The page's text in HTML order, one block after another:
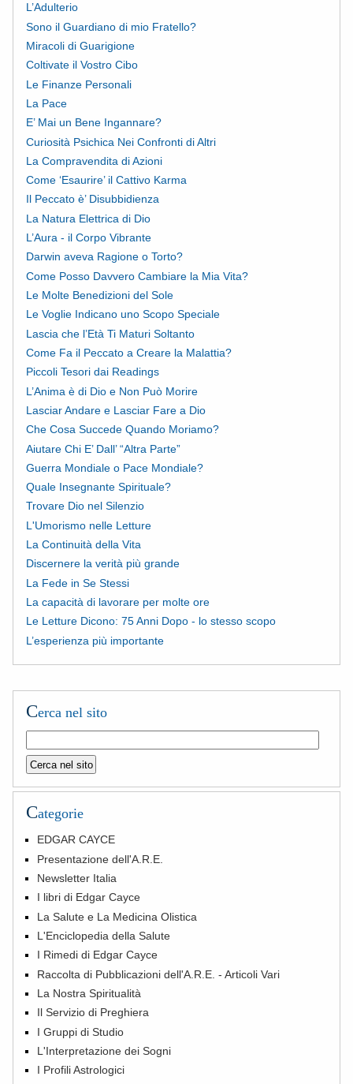
L’Adulterio
Sono il Guardiano di mio Fratello?
Miracoli di Guarigione
Coltivate il Vostro Cibo
Le Finanze Personali
La Pace
E’ Mai un Bene Ingannare?
Curiosità Psichica Nei Confronti di Altri
La Compravendita di Azioni
Come ‘Esaurire’ il Cattivo Karma
Il Peccato è’ Disubbidienza
La Natura Elettrica di Dio
L’Aura - il Corpo Vibrante
Darwin aveva Ragione o Torto?
Come Posso Davvero Cambiare la Mia Vita?
Le Molte Benedizioni del Sole
Le Voglie Indicano uno Scopo Speciale
Lascia che l’Età Ti Maturi Soltanto
Come Fa il Peccato a Creare la Malattia?
Piccoli Tesori dai Readings
L’Anima è di Dio e Non Può Morire
Lasciar Andare e Lasciar Fare a Dio
Che Cosa Succede Quando Moriamo?
Aiutare Chi E’ Dall’ “Altra Parte”
Guerra Mondiale o Pace Mondiale?
Quale Insegnante Spirituale?
Trovare Dio nel Silenzio
L'Umorismo nelle Letture
La Continuità della Vita
Discernere la verità più grande
La Fede in Se Stessi
La capacità di lavorare per molte ore
Le Letture Dicono: 75 Anni Dopo - lo stesso scopo
L’esperienza più importante
Cerca nel sito
Categorie
EDGAR CAYCE
Presentazione dell'A.R.E.
Newsletter Italia
I libri di Edgar Cayce
La Salute e La Medicina Olistica
L'Enciclopedia della Salute
I Rimedi di Edgar Cayce
Raccolta di Pubblicazioni dell'A.R.E. - Articoli Vari
La Nostra Spiritualità
Il Servizio di Preghiera
I Gruppi di Studio
L'Interpretazione dei Sogni
I Profili Astrologici